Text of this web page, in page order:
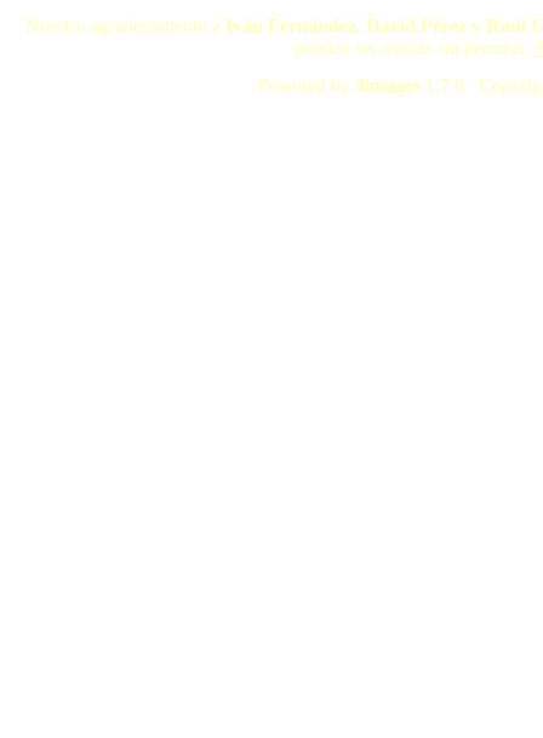
Nuestro agradecimiento a Iván Fernández, David Pérez y Raúl
pueden ser usadas sin permiso.
Powered by 4images 1.7.6